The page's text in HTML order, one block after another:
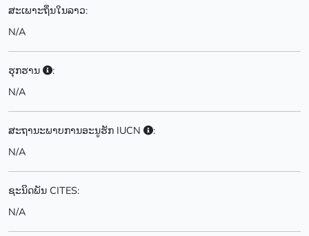
ສະເພາະຖິ່ນໃນລາວ:
N/A
ຮຸກຮານ
:
N/A
ສະຖານະພາບການອະນູຮັກ IUCN
:
N/A
ຊະນິດພັນ CITES:
N/A